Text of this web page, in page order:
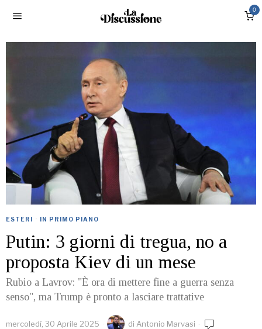
0
ESTERI · IN PRIMO PIANO
Putin: 3 giorni di tregua, no a
proposta Kiev di un mese
Rubio a Lavrov: "È ora di mettere fine a guerra senza
senso", ma Trump è pronto a lasciare trattative
mercoledì, 30 Aprile 2025 di Antonio Marvasi